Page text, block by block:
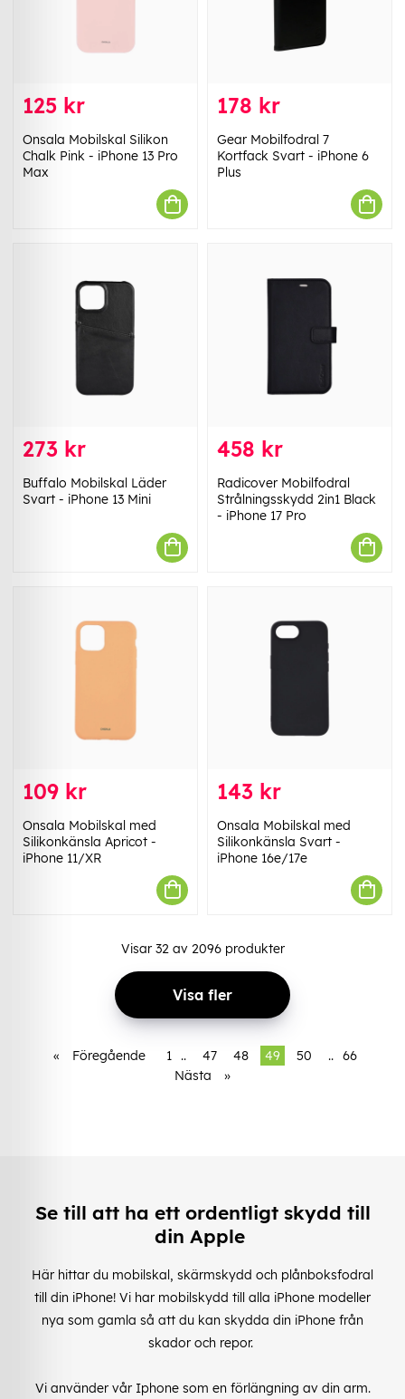
125 kr
Onsala Mobilskal Silikon
Chalk Pink - iPhone 13 Pro
Max
178 kr
Gear Mobilfodral 7
Kortfack Svart - iPhone 6
Plus
273 kr
Buffalo Mobilskal Läder
Svart - iPhone 13 Mini
458 kr
Radicover Mobilfodral
Strålningsskydd 2in1 Black
- iPhone 17 Pro
109 kr
Onsala Mobilskal med
Silikonkänsla Apricot -
iPhone 11/XR
143 kr
Onsala Mobilskal med
Silikonkänsla Svart -
iPhone 16e/17e
Visar 32av 2096produkter
Visa fler
« Föregående 1 .. 47 48 49 50 .. 66
Nästa
»
Se till att ha ett ordentligt skydd till
din Apple
Här hittar du mobilskal, skärmskydd och plånboksfodral
till din iPhone! Vi har mobilskydd till alla iPhone modeller
nya som gamla så att du kan skydda din iPhone från
skador och repor.
Vi använder vår Iphone som en förlängning av din arm.